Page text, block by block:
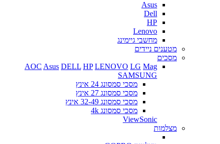
Asus
Dell
HP
Lenovo
מחשבי גיימינג
מטענים ניידים
מסכים
AOC Asus DELL HP LENOVO LG Mag
SAMSUNG
מסכי סמסונג 24 אינץ
מסכי סמסונג 27 אינץ
מסכי סמסונג 32-49 אינץ
מסכי סמסונג 4k
ViewSonic
מצלמות